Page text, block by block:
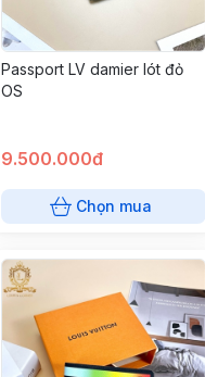
Passport LV damier lót đỏ
OS
9.500.000đ
Chọn mua